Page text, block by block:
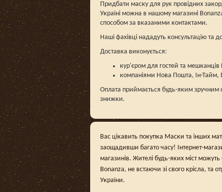
Придбати маску для рук провідних
Україні можна в нашому магазині
способом за вказаними контактами.
Наші фахівці нададуть консультацію та
Доставка виконується:
кур'єром для гостей та
компаніями Нова Пошта, Ін-Тайм,
Оплата приймається будь-яким зручним
знижки.
Вас цікавить покупка Маски та інших
заощадивши багато часу! Інтернет-
магазинів. Жителі будь-яких міст
Bonanza, не встаючи зі свого крісла, та
України.